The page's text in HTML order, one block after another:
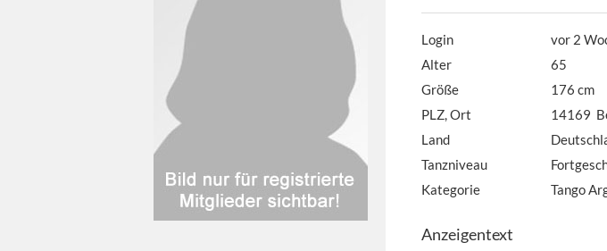
Login
vor 2
Alter
65
Größe
176 cm
PLZ, Ort
14169
Land
Tanzniveau
Kategorie
Tango
Anzeigentext